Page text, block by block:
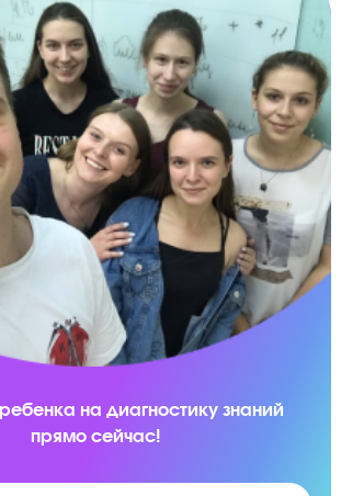
Отработка 2-й части экзамена
ЕГЭ научат правильно оформлять
заданий в бланках, чтобы не потерять
балла. Ученик научится решать 2-ю
по критериям оценивания
результатов экзамена